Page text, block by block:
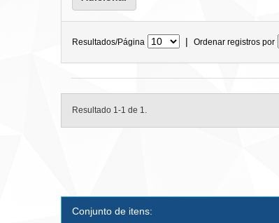
Resultados/Página | Ordenar registros por
Resultado 1-1 de 1.
Conjunto de itens: